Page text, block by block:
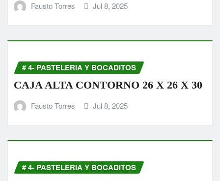
Fausto Torres Jul 8, 2025
# 4- PASTELERIA Y BOCADITOS
CAJA ALTA CONTORNO 26 X 26 X 30
Fausto Torres Jul 8, 2025
# 4- PASTELERIA Y BOCADITOS